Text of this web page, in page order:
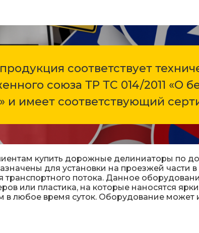
соответствует
союза ТР ТС 014/2011 «О
и имеет соответствующий
купить дорожные делиниаторы по
для установки на проезжей части
потока. Данное
или пластика, на которые наносятся
любое время суток. Оборудование может